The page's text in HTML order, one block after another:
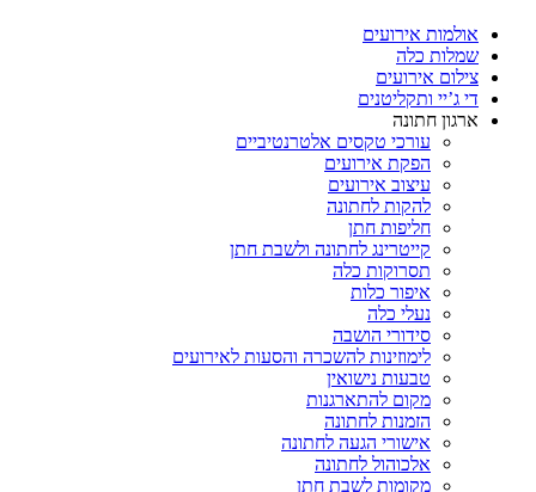
אולמות אירועים
שמלות כלה
צילום אירועים
די ג’יי ותקליטנים
ארגון חתונה
עורכי טקסים אלטרנטיביים
הפקת אירועים
עיצוב אירועים
להקות לחתונה
חליפות חתן
קייטרינג לחתונה ולשבת חתן
תסרוקות כלה
איפור כלות
נעלי כלה
סידורי הושבה
לימוזינות להשכרה והסעות לאירועים
טבעות נישואין
מקום להתארגנות
הזמנות לחתונה
אישורי הגעה לחתונה
אלכוהול לחתונה
מקומות לשבת חתן